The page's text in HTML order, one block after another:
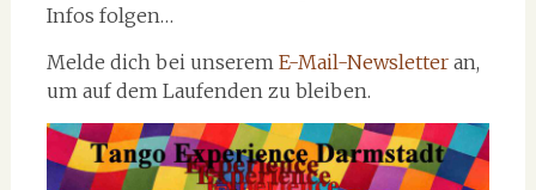
Infos folgen…
Melde dich bei unserem E-Mail-Newsletteran,
um auf dem Laufenden zu bleiben.